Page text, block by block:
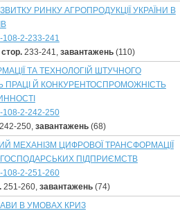
РИНКУ АГРОПРОДУКЦІЇ УКРАЇНИ В
108-2-233-241
стор.233-241, завантажень(110)
ТА ТЕХНОЛОГІЙ ШТУЧНОГО
ПРАЦІ Й КОНКУРЕНТОСПРОМОЖНІСТЬ
108-2-242-250
250, завантажень(68)
МЕХАНІЗМ ЦИФРОВОЇ ТРАНСФОРМАЦІЇ
ПІДПРИЄМСТВ
108-2-251-260
251-260, завантажень(74)
В УМОВАХ КРИЗ